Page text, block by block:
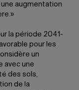
augmentation
la période 2041-
pour les
un
avec une
des sols,
de la